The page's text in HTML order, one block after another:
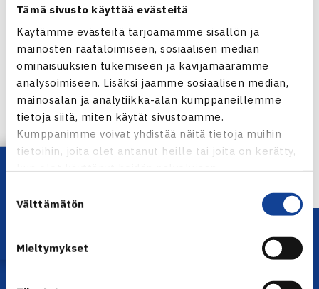
Tämä sivusto käyttää evästeitä
Käytämme evästeitä tarjoamamme sisällön ja
mainosten räätälöimiseen, sosiaalisen median
ominaisuuksien tukemiseen ja kävijämäärämme
analysoimiseen. Lisäksi jaamme sosiaalisen median,
mainosalan ja analytiikka-alan kumppaneillemme
tietoja siitä, miten käytät sivustoamme.
Kumppanimme voivat yhdistää näitä tietoja muihin
tietoihin, joita olet antanut heille tai joita on kerätty,
valinta
Välttämätön
Mieltymykset
Jaa:
← Edellinen
Lataa OmaTennis!